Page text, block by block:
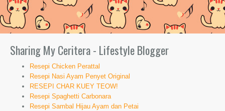
Sharing My Ceritera - Lifestyle Blogger
Resepi Chicken Perattal
Resepi Nasi Ayam Penyet Original
RESEPI CHAR KUEY TEOW!
Resepi Spaghetti Carbonara
Resepi Sambal Hijau Ayam dan Petai